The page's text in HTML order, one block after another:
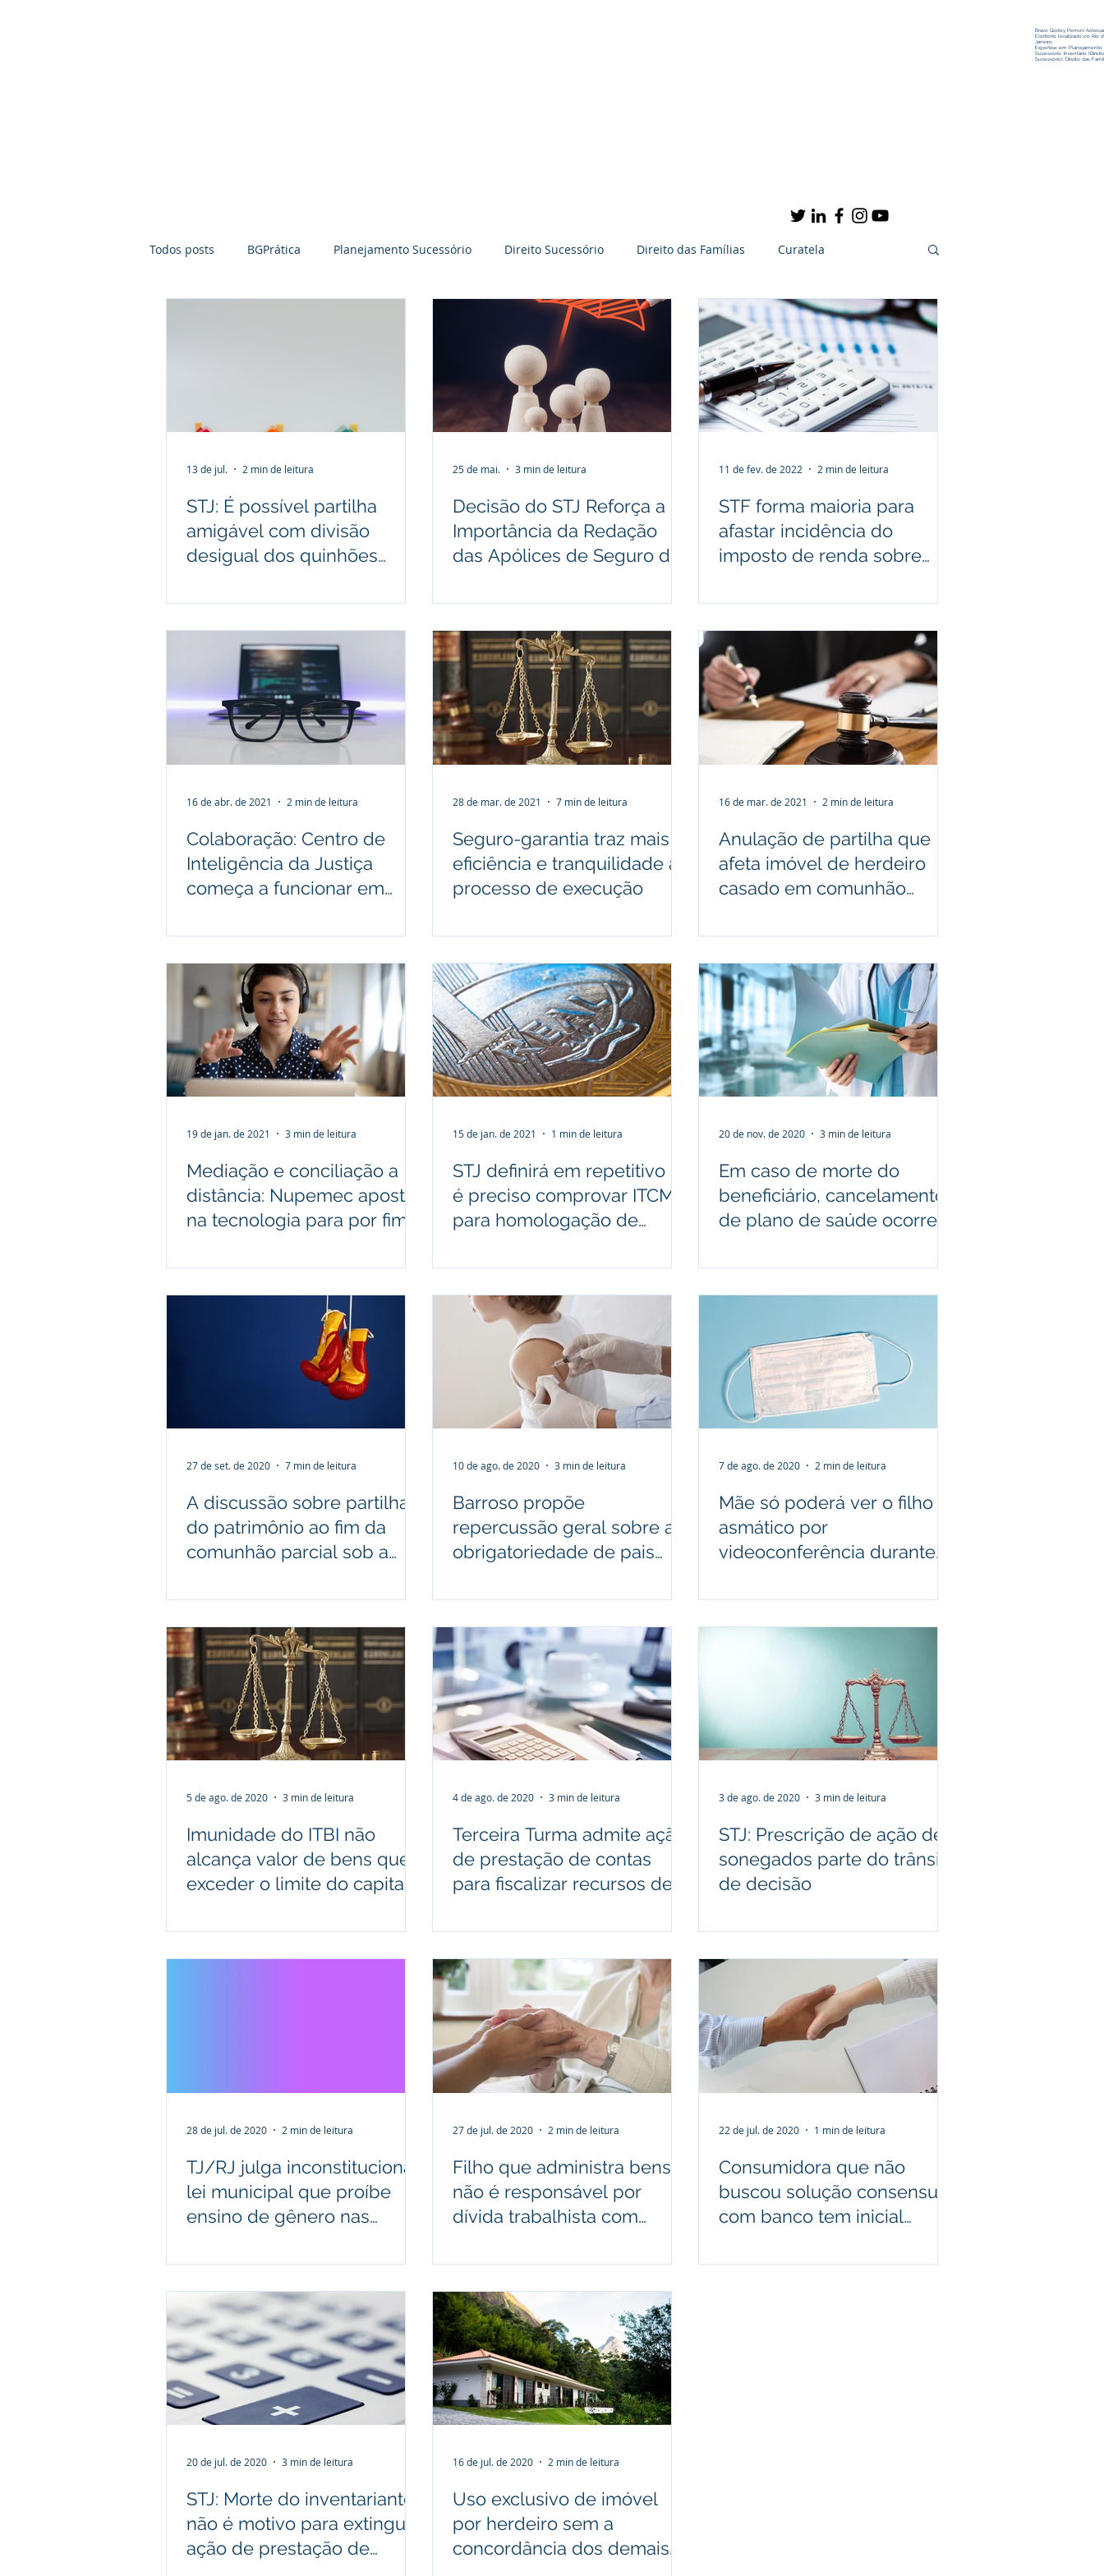
Bravo Godoy Perroni
Escritório localizado no Rio
Janeiro
Expertise em Planejamento
Sucessório, Inventário (Direito
Sucessório), Direito das
Todos posts BGPrática Planejamento Sucessório Direito Sucessório Direito das Famílias Curatela
Reflexões Palestras Arte e Cultura Notícias
Processo judicial Prevenção de litígios Gestāo de conflitos
STJ: É possível partilha
amigável com divisão
desigual dos quinhões
13 de jul. 2 min de leitura
Decisão do STJ Reforça a
Importância da Redação
das Apólices de Seguro de
25 de mai. 3 min de leitura
STF forma maioria para
afastar incidência do
imposto de renda sobre
11 de fev. de 2022 2 min de leitura
Colaboração: Centro de
Inteligência da Justiça
começa a funcionar em
16 de abr. de 2021 2 min de leitura
Seguro-garantia traz mais
eficiência e tranquilidade ao
processo de execução
28 de mar. de 2021 7 min de leitura
Anulação de partilha que
afeta imóvel de herdeiro
casado em comunhão
16 de mar. de 2021 2 min de leitura
Mediação e conciliação a
distância: Nupemec aposta
na tecnologia para por fim
19 de jan. de 2021 3 min de leitura
STJ definirá em repetitivo se
é preciso comprovar ITCMD
para homologação de
15 de jan. de 2021 1 min de leitura
Em caso de morte do
beneficiário, cancelamento
de plano de saúde ocorre
20 de nov. de 2020 3 min de leitura
A discussão sobre partilha
do patrimônio ao fim da
comunhão parcial sob a
27 de set. de 2020 7 min de leitura
Barroso propõe
repercussão geral sobre a
obrigatoriedade de pais
10 de ago. de 2020 3 min de leitura
Mãe só poderá ver o filho
asmático por
videoconferência durante
7 de ago. de 2020 2 min de leitura
Imunidade do ITBI não
alcança valor de bens que
exceder o limite do capital
5 de ago. de 2020 3 min de leitura
Terceira Turma admite ação
de prestação de contas
para fiscalizar recursos de
4 de ago. de 2020 3 min de leitura
STJ: Prescrição de ação de
sonegados parte do trânsito
de decisão
3 de ago. de 2020 3 min de leitura
TJ/RJ julga inconstitucional
lei municipal que proíbe
ensino de gênero nas
28 de jul. de 2020 2 min de leitura
Filho que administra bens
não é responsável por
dívida trabalhista com
27 de jul. de 2020 2 min de leitura
Consumidora que não
buscou solução consensual
com banco tem inicial
22 de jul. de 2020 1 min de leitura
STJ: Morte do inventariante
não é motivo para extinguir
ação de prestação de
20 de jul. de 2020 3 min de leitura
Uso exclusivo de imóvel
por herdeiro sem a
concordância dos demais
16 de jul. de 2020 2 min de leitura